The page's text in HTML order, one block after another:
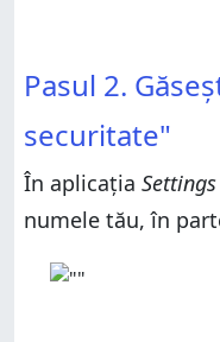
Pasul 2.
securitate"
În aplicația
numele tău, în